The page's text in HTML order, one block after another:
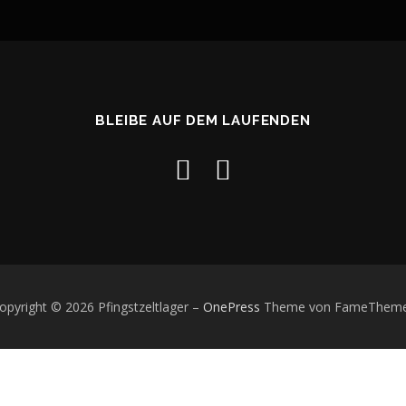
BLEIBE AUF DEM LAUFENDEN
© 2026 Pfingstzeltlager – OnePress Theme von